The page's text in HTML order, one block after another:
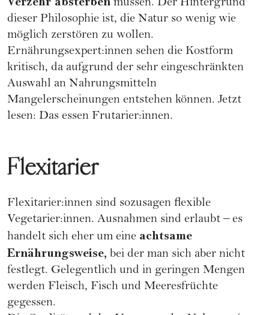
müssen. Der Hintergrund
dieser Philosophie ist, die Natur so wenig wie
möglich zerstören zu wollen.
Ernährungsexpert:innen sehen die Kostform
kritisch, da aufgrund der sehr eingeschränkten
Auswahl an Nahrungsmitteln
Mangelerscheinungen entstehen können. Jetzt
lesen: Das essen Frutarier:innen.
Flexitarier
Flexitarier:innen sind sozusagen flexible
Vegetarier:innen. Ausnahmen sind erlaubt – es
handelt sich eher um eine achtsame
Ernährungsweise, bei der man sich aber nicht
festlegt. Gelegentlich und in geringen Mengen
werden Fleisch, Fisch und Meeresfrüchte
gegessen.